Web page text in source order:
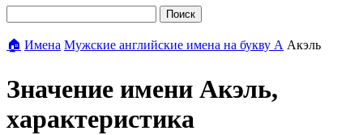
Поиск
🏠 Имена Мужские английские имена на букву А Акэль
Значение имени Акэль,
характеристика